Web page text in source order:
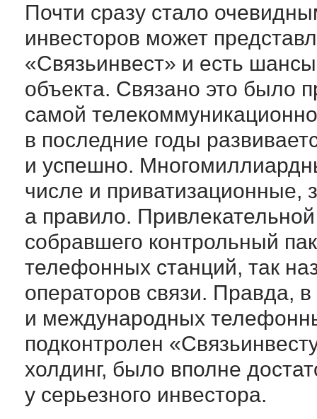
Почти сразу стало
инвесторов может
«Связьинвест» и есть
объекта. Связано это было
самой
в последние годы
и успешно.
числе и приватизационные,
а правило.
собравшего контрольный
телефонных станций, так
операторов связи. Правда,
и международных
подконтролен
холдинг, было вполне
у серьезного инвестора.